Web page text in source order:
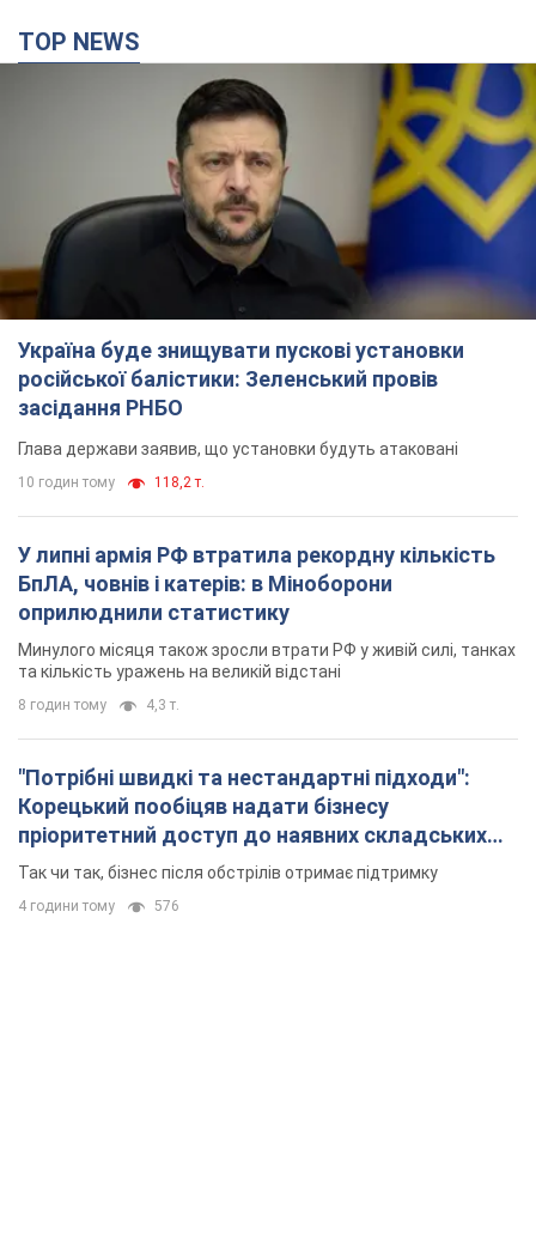
TOP NEWS
Україна буде знищувати пускові установки
російської балістики: Зеленський провів
засідання РНБО
Глава держави заявив, що установки будуть атаковані
10 годин тому 118,2 т.
У липні армія РФ втратила рекордну кількість
БпЛА, човнів і катерів: в Міноборони
оприлюднили статистику
Минулого місяця також зросли втрати РФ у живій силі, танках
та кількість уражень на великій відстані
8 годин тому 4,3 т.
"Потрібні швидкі та нестандартні підходи":
Корецький пообіцяв надати бізнесу
пріоритетний доступ до наявних складських
приміщень
Так чи так, бізнес після обстрілів отримає підтримку
4 години тому 576